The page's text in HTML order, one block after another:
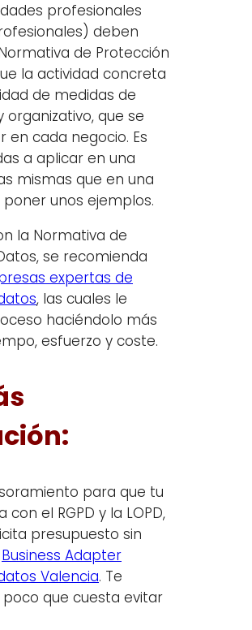
profesionales
deben
de Protección
la actividad concreta
de medidas de
que se
en cada negocio. Es
a aplicar en una
mismas que en una
unos ejemplos.
la Normativa de
se recomienda
expertas de
, las cuales le
haciéndolo más
esfuerzo y coste.
para que tu
el RGPD y la LOPD,
presupuesto sin
Business Adapter
Valencia. Te
que cuesta evitar